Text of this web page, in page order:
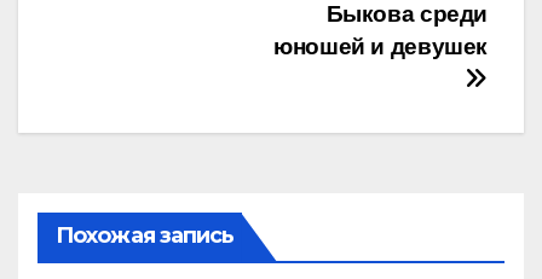
Быкова среди
юношей и девушек
Похожая запись